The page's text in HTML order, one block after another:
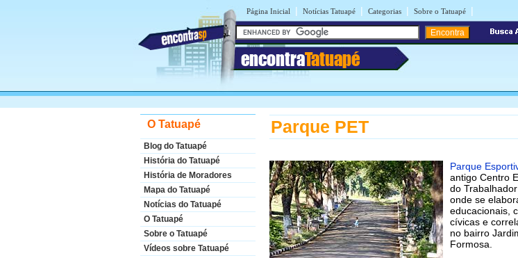
Página Inicial | Notícias Tatuapé | Categorias | Sobre o Tatuapé |
encontraTatuapé
O Tatuapé
Blog do Tatuapé
História do Tatuapé
História de Moradores
Mapa do Tatuapé
Notícias do Tatuapé
O Tatuapé
Sobre o Tatuapé
Vídeos sobre Tatuapé
Parque PET
Parque
antigo Centro
do
onde se
educacionais,
cívicas e
no bairro
Formosa.